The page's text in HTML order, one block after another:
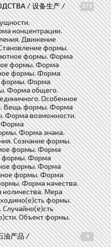
/ 设备生产 /
679
концентрации.
Движение
формы.
формы. Форма
формы. Форма
формы. Форма
формы. Форма
Форма общего.
Особенное
Вещь формы. Форма
Форма возможности.
Форма
Форма знака.
Сознание формы.
формы. Форма
формы. Форма
формы. Форма
формы. Форма
Форма качества.
Мера
формы.
Объект формы.
产品 /
4